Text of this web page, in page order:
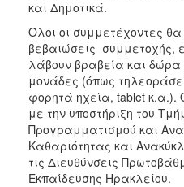
και Δημοτικά.
Όλοι οι συμμετέχοντες
βεβαιώσεις
λάβουν βραβεία και δώρα
μονάδες (όπως
φορητά ηχεία, tablet κ.α.).
με την υποστήριξη του
Προγραμματισμού και
Καθαριότητας και
τις Διευθύνσεις
Εκπαίδευσης Ηρακλείου.